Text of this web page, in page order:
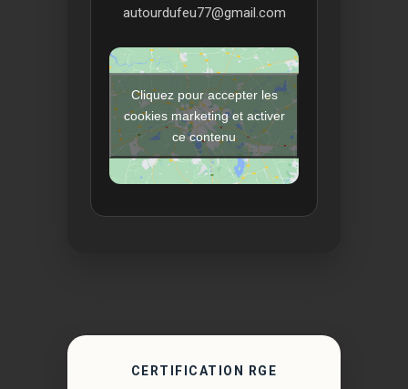
autourdufeu77@gmail.com
Cliquez pour accepter les
cookies marketing et activer
ce contenu
CERTIFICATION RGE